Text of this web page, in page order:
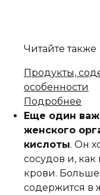
Читайте также
Продукты,
особенности
Подробнее
Еще один
женского
кислоты. Он
сосудов и,
крови. Больше
содержится в